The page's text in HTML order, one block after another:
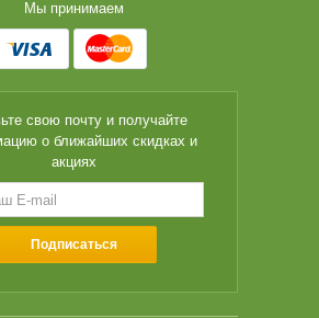
Мы принимаем
свою почту и получайте
о ближайших скидках и
акциях
Подписаться